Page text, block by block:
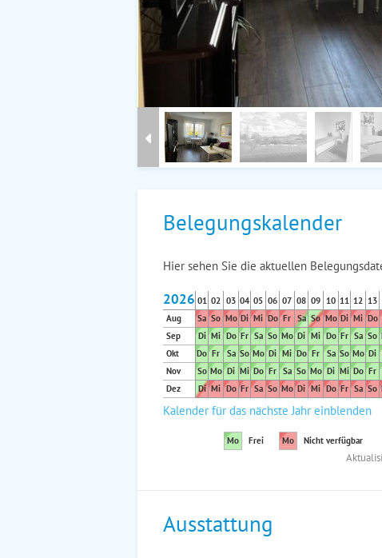
Belegungskalender
Hier sehen Sie die aktuellen
2026 01 02 03 04 05 06 07 08 09 10 11 12 13
Aug
Sa So Mo Di Mi Do Fr Sa So Mo Di Mi Do
Sep
Di Mi Do Fr Sa So Mo Di Mi Do Fr Sa So
Okt
Do Fr Sa So Mo Di Mi Do Fr Sa So Mo Di
Nov
So Mo Di Mi Do Fr Sa So Mo Di Mi Do Fr
Dez
Di Mi Do Fr Sa So Mo Di Mi Do Fr Sa So
Kalender für das nächste Jahr einblenden
Mo Frei Mo Nicht verfügbar
Ausstattung